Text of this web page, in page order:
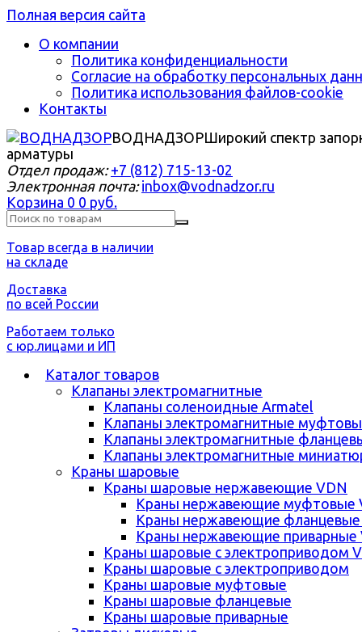
Полная версия сайта
О компании
Политика конфиденциальности
Согласие на обработку персональных
Политика использования файлов-cookie
Контакты
ВОДНАДЗОРШирокий спектр
арматуры
Отдел продаж: +7 (812) 715-13-02
Электронная почта: inbox@vodnadzor.ru
Корзина 0 0 руб.
Товар всегда в наличии
на складе
Доставка
по всей России
Работаем только
с юр.лицами и ИП
Каталог товаров
Клапаны электромагнитные
Клапаны соленоидные Armatel
Клапаны электромагнитные
Клапаны электромагнитные
Клапаны электромагнитные
Краны шаровые
Краны шаровые нержавеющие VDN
Краны нержавеющие муфтовые
Краны нержавеющие фланцевые
Краны нержавеющие приварные
Краны шаровые с электроприводом
Краны шаровые с электроприводом
Краны шаровые муфтовые
Краны шаровые фланцевые
Краны шаровые приварные